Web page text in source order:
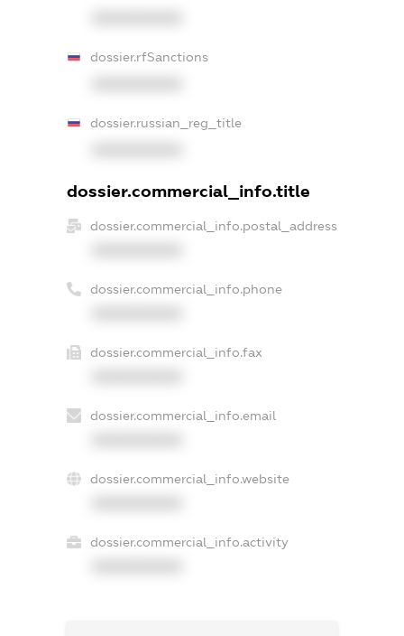
dossier.rfSanctions
dossier.russian_reg_title
dossier.commercial_info.title
dossier.commercial_info.postal_address
dossier.commercial_info.phone
dossier.commercial_info.fax
dossier.commercial_info.email
dossier.commercial_info.website
dossier.commercial_info.activity